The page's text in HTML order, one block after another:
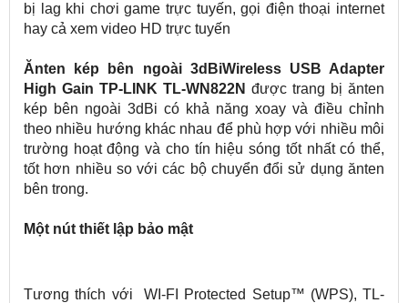
bị lag khi chơi game trực tuyến, gọi điện thoại internet
hay cả xem video HD trực tuyến
Ănten kép bên ngoài 3dBiWireless USB Adapter
High Gain TP-LINK TL-WN822N được trang bị ănten
kép bên ngoài 3dBi có khả năng xoay và điều chỉnh
theo nhiều hướng khác nhau để phù hợp với nhiều môi
trường hoạt động và cho tín hiệu sóng tốt nhất có thể,
tốt hơn nhiều so với các bộ chuyển đổi sử dụng ănten
bên trong.
Một nút thiết lập bảo mật
Tương thích với WI-FI Protected Setup™ (WPS), TL-